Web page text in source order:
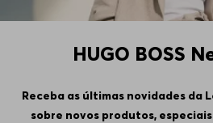
HUGO BOSS
Receba as últimas novidades da
sobre novos produtos,